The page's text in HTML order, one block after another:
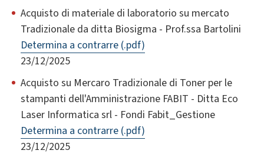
Acquisto di materiale di laboratorio su mercato
Tradizionale da ditta Biosigma - Prof.ssa Bartolini
Determina a contrarre (.pdf)
23/12/2025
Acquisto su Mercaro Tradizionale di Toner per le
stampanti dell'Amministrazione FABIT - Ditta Eco
Laser Informatica srl - Fondi Fabit_Gestione
Determina a contrarre (.pdf)
23/12/2025